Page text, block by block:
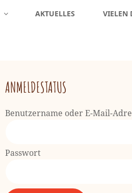
AKTUELLES VIELEN
ANMELDESTATUS
Benutzername oder E-Mail-
Passwort